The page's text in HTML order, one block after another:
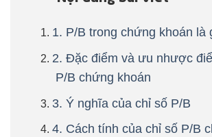
1. P/B trong chứng khoán là
2. Đặc điểm và ưu nhược
P/B chứng khoán
3. Ý nghĩa của chỉ số P/B
4. Cách tính của chỉ số P/B